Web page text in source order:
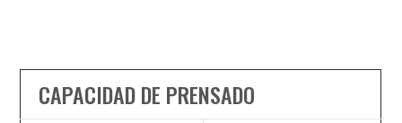
CAPACIDAD DE PRENSADO